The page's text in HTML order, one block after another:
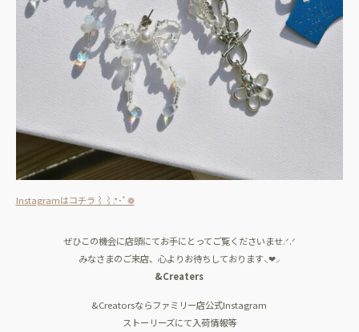
Instagramはコチラ⌇⌇.*･ﾟ❁
ぜひこの機会に店頭にてお手にとってご覧くださいませ.ᐟ‪‪‬.ᐟ‪‪‬
みなさまのご来店、心よりお待ちしております⸜❤︎⸝‍
&Creaters
&Creatorsならファミリー店公式Instagram
ストーリーズにて入荷情報等